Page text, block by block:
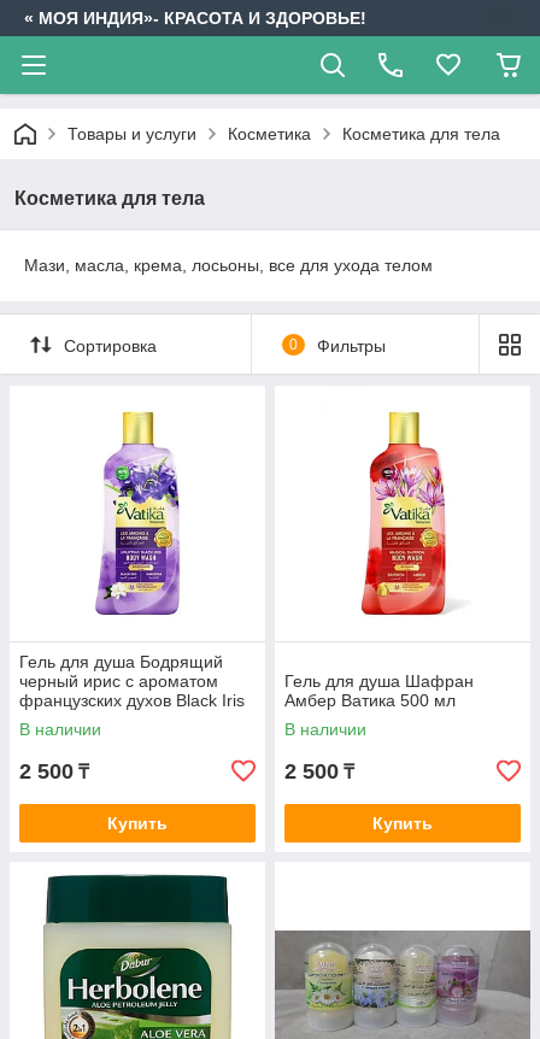
« МОЯ ИНДИЯ»- КРАСОТА И ЗДОРОВЬЕ!
Товары и услуги Косметика Косметика для тела
Косметика для тела
Мази, масла, крема, лосьоны, все для ухода телом
Сортировка 0 Фильтры
Гель для душа Бодрящий
черный ирис с ароматом
французских духов Black Iris
250 мл
В наличии
2 500 ₸
Купить
Гель для душа Шафран
Амбер Ватика 500 мл
В наличии
2 500 ₸
Купить